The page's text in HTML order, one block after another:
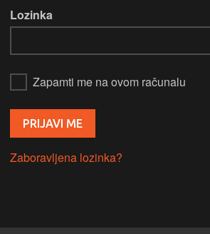
Lozinka
Zapamti me na ovom računalu
Zaboravljena lozinka?